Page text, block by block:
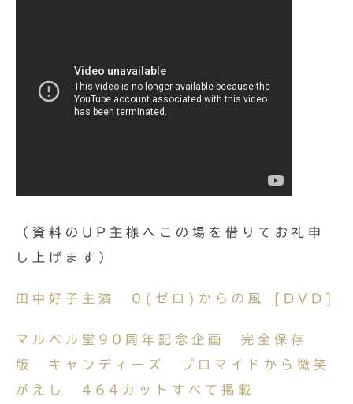
（資料のUP主様へこの場を借りてお礼申
し上げます）
田中好子主演 0(ゼロ)からの風 [DVD]
マルベル堂90周年記念企画 完全保存
版 キャンディーズ プロマイドから微笑
がえし 464カットすべて掲載